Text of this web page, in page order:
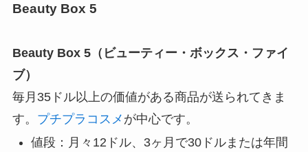
Beauty Box 5
Beauty Box 5（ビューティー・ボックス・ファイ
ブ）
毎月35ドル以上の価値がある商品が送られてきま
す。 プチプラコスメ が中心です。
値段：月々12ドル、3ヶ月で30ドルまたは年間